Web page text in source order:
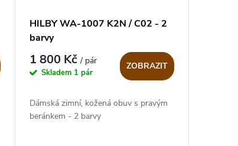
HILBY WA-1007 K2N / C02 - 2
barvy
1 800 Kč/ pár
Skladem 1 pár
ZOBRAZIT
Dámská zimní, kožená obuv s pravým
beránkem - 2 barvy